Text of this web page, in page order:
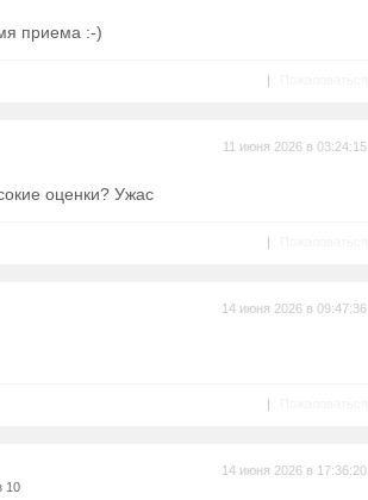
приема :-)
|
11 июня 2026 в 03:24:15
оценки? Ужас
|
14 июня 2026 в 09:47:36
|
10
14 июня 2026 в 17:36:20